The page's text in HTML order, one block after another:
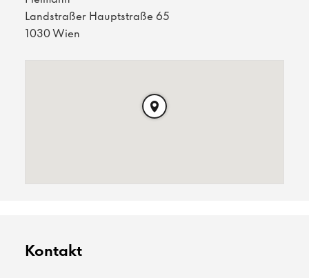
Landstraßer Hauptstraße 65
1030 Wien
Kontakt